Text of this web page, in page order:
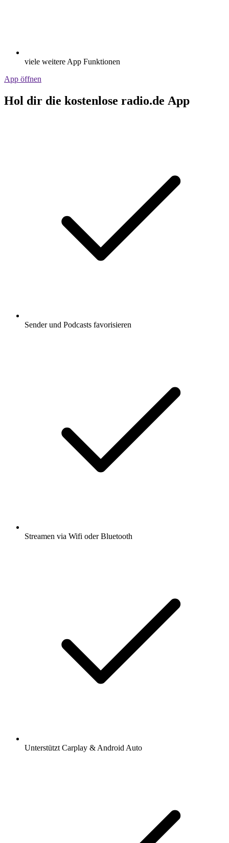
viele weitere App Funktionen
App öffnen
Hol dir die kostenlose radio.de App
Sender und Podcasts favorisieren
Streamen via Wifi oder Bluetooth
Unterstützt Carplay & Android Auto